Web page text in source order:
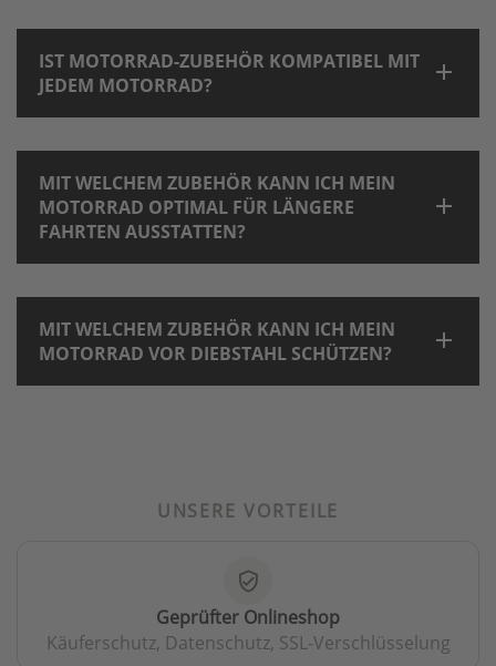
IST MOTORRAD-ZUBEHÖR KOMPATIBEL MIT
JEDEM MOTORRAD?
MIT WELCHEM ZUBEHÖR KANN ICH MEIN
MOTORRAD OPTIMAL FÜR LÄNGERE
FAHRTEN AUSSTATTEN?
MIT WELCHEM ZUBEHÖR KANN ICH MEIN
MOTORRAD VOR DIEBSTAHL SCHÜTZEN?
UNSERE VORTEILE
verified_user
Geprüfter Onlineshop
Käuferschutz, Datenschutz, SSL-Verschlüsselung